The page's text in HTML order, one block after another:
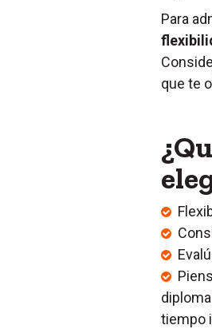
Para
que te
tiempo